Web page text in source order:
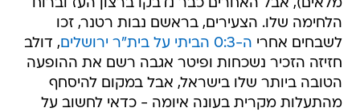
מלאים), אבל האחרים כבר נדבקו ברצון העז וברוח
הלחימה שלו. הצעירים, בראשם נבות רטנר, זכו
לשבחים אחרי ה-0:3 הביתי על בית"ר ירושלים
, דולב
חזיזה הזכיר נשכחות ופיטר אגבה רשם את ההופעה
הטובה ביותר שלו בישראל, אבל במקום להיסחף
מהתעלות מקרית בעונה איומה - כדאי לחשוב על